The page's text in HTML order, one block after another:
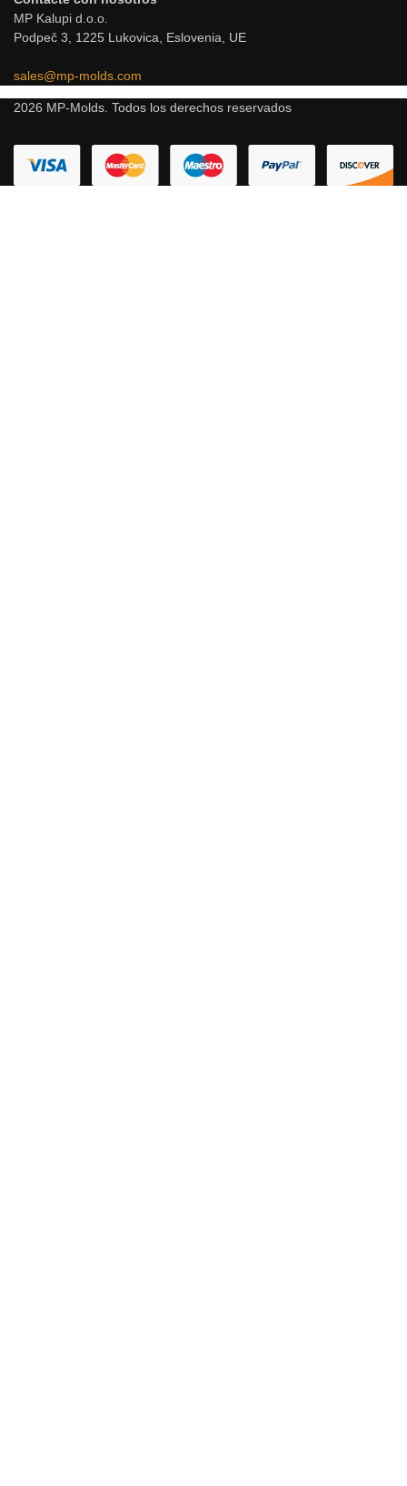
MP Kalupi d.o.o.
Podpeč 3, 1225 Lukovica, Eslovenia, UE
sales@mp-molds.com
2026 MP-Molds. Todos los derechos reservados